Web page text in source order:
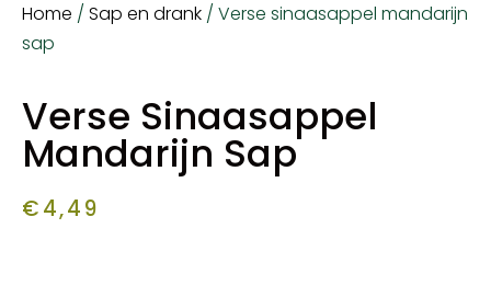
Home / Sap en drank / Verse sinaasappel mandarijn
sap
Verse Sinaasappel
Mandarijn Sap
€4,49